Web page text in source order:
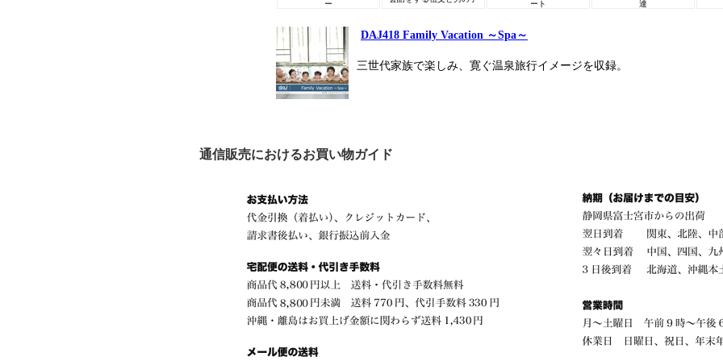
ー ート 達
DAJ418 Family Vacation ～Spa～
三世代家族で楽しみ、寛ぐ温泉旅行イメージを収録。
通信販売におけるお買い物ガイド